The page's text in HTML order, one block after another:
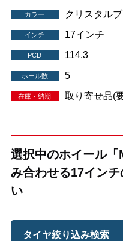
カラー クリスタル
インチ 17インチ
PCD 114.3
ホール数 5
在庫・納期 取り寄せ品(
選択中のホイール「
み合わせる17イン
い
タイヤ絞り込み検索